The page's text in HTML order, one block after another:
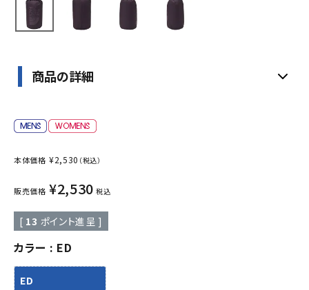
商品の詳細
本体価格 ¥2,530 （税込）
販売価格 ¥2,530 税込
[ 13 ポイント進呈 ]
カラー ED
ED